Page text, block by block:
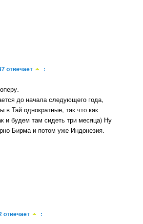
отвечает :
до начала следующего года,
в Тай однократные, так что как
и будем там сидеть три месяца) Ну
Бирма и потом уже Индонезия.
отвечает :